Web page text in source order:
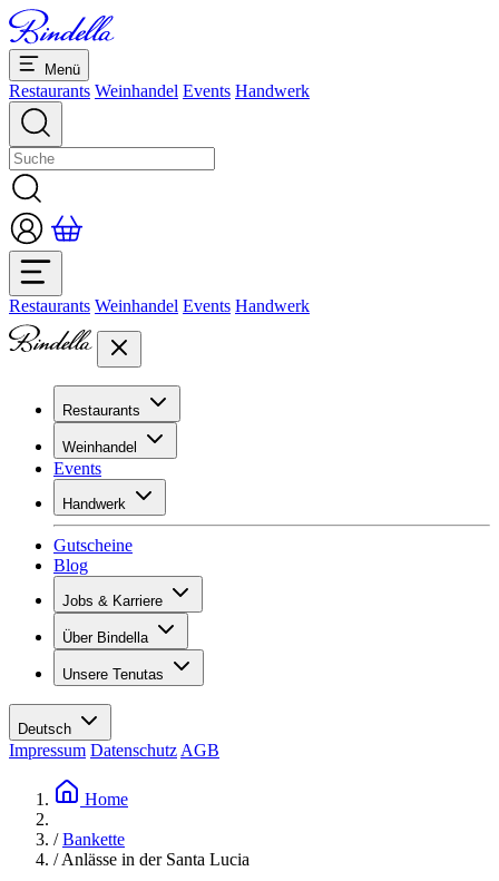
Menü
Restaurants Weinhandel Events Handwerk
Restaurants Weinhandel Events Handwerk
Restaurants
Übersicht Restaurants
Bankette & Events
Dolcezze
Weinhandel
Übersicht
Sortiment
Vinotecas
Inspiration
Weinwissen
Events
Handwerk
Übersicht
Gipsen
Gutscheine
Blog
Jobs & Karriere
Übersicht
Offene Stellen
Ihre Vorteile
Werte
Über Bindella
Geschichte
Les Moby Dicks
Kontakte
Nachhaltigkeit
Unsere Tenutas
Deutsch
Impressum Datenschutz AGB
Home
/ Bankette
/ Anlässe in der Santa Lucia